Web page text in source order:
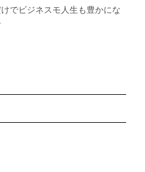
でビジネスモ人生も豊かにな